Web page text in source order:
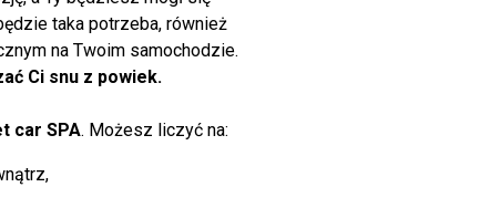
taka potrzeba, również
na Twoim samochodzie.
Ci snu z powiek.
car SPA. Możesz liczyć na: